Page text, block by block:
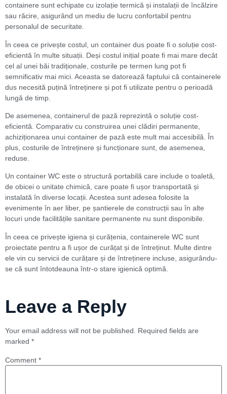
containere sunt echipate cu izolație termică și instalații de încălzire
sau răcire, asigurând un mediu de lucru confortabil pentru
personalul de securitate.
În ceea ce privește costul, un container dus poate fi o soluție cost-
eficientă în multe situații. Deși costul inițial poate fi mai mare decât
cel al unei băi tradiționale, costurile pe termen lung pot fi
semnificativ mai mici. Aceasta se datorează faptului că containerele
dus necesită puțină întreținere și pot fi utilizate pentru o perioadă
lungă de timp.
De asemenea, containerul de pază reprezintă o soluție cost-
eficientă. Comparativ cu construirea unei clădiri permanente,
achiziționarea unui container de pază este mult mai accesibilă. În
plus, costurile de întreținere și funcționare sunt, de asemenea,
reduse.
Un container WC este o structură portabilă care include o toaletă,
de obicei o unitate chimică, care poate fi ușor transportată și
instalată în diverse locații. Acestea sunt adesea folosite la
evenimente în aer liber, pe șantierele de construcții sau în alte
locuri unde facilitățile sanitare permanente nu sunt disponibile.
În ceea ce privește igiena și curățenia, containerele WC sunt
proiectate pentru a fi ușor de curățat și de întreținut. Multe dintre
ele vin cu servicii de curățare și de întreținere incluse, asigurându-
se că sunt întotdeauna într-o stare igienică optimă.
Leave a Reply
Your email address will not be published. Required fields are
marked *
Comment *